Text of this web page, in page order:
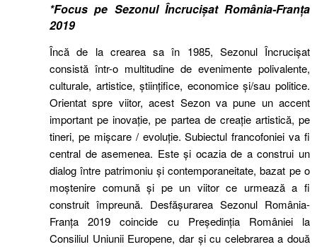
*Focus pe Sezonul Încrucișat România-Franța
2019
Încă de la crearea sa în 1985, Sezonul Încrucișat
consistă într-o multitudine de evenimente polivalente,
culturale, artistice, științifice, economice și/sau politice.
Orientat spre viitor, acest Sezon va pune un accent
important pe inovație, pe partea de creație artistică, pe
tineri, pe mișcare / evoluție. Subiectul francofoniei va fi
central de asemenea. Este și ocazia de a construi un
dialog între patrimoniu și contemporaneitate, bazat pe o
moștenire comună și pe un viitor ce urmează a fi
construit împreună. Desfășurarea Sezonul România-
Franța 2019 coincide cu Președinția României la
Consiliul Uniunii Europene, dar și cu celebrarea a două